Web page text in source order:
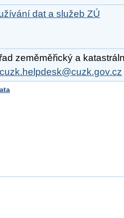
dat a služeb ZÚ
zeměměřický a
cuzk.helpdesk@cuzk.gov.cz